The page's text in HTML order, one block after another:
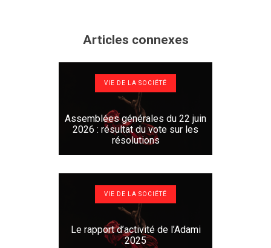
Articles connexes
VIE DE LA SOCIÉTÉ
Assemblées générales du 22 juin
2026 : résultat du vote sur les
résolutions
VIE DE LA SOCIÉTÉ
Le rapport d’activité de l’Adami
2025